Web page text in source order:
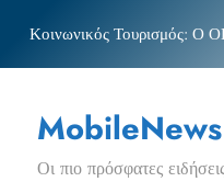
content
Κοινωνικός Τουρισμός: Ο
Νέα Κρήτη: Σαρακήνικο
ΟΦΗ»
Πριγκιπάτο Στάδιο
MobileNews
Οι πιο πρόσφατες